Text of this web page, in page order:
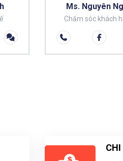
Ms. Nguyên
Chăm sóc khách